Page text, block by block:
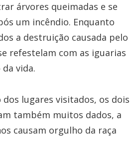
árvores queimadas e se
um incêndio. Enquanto
a destruição causada pelo
refestelam com as iguarias
vida.
dos lugares visitados, os dois
também muitos dados, a
causam orgulho da raça